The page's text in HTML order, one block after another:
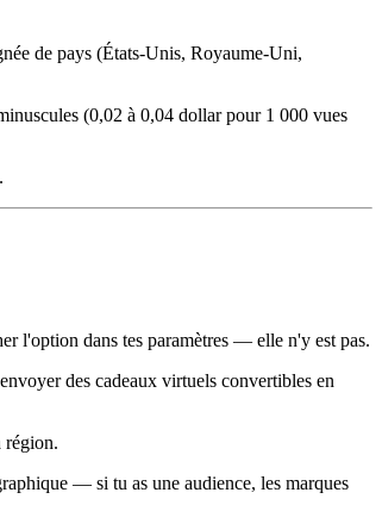
de pays (États-Unis, Royaume-Uni,
(0,02 à 0,04 dollar pour 1 000 vues
l'option dans tes paramètres — elle n'y est pas.
des cadeaux virtuels convertibles en
région.
— si tu as une audience, les marques